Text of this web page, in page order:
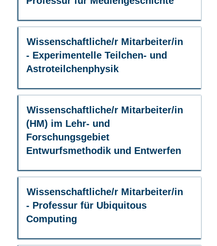
anzuzeigen.
die
um
die
vollständig
anzuzeigen.
Stellenbezeichnung
Wissenschaftliche/r Mitarbeiter/in
- Experimentelle Teilchen- und
Astroteilchenphysik
Drücken
Sie
die
Leertaste,
vollständig
anzuzeigen.
Stellenbezeichnung
Wissenschaftliche/r Mitarbeiter/in
(HM) im Lehr- und
Forschungsgebiet
Entwurfsmethodik und Entwerfen
Drücken
Sie
die
Leertaste,
um
Stelleninformationen
anzuzeigen.
Stellenbezeichnung
Wissenschaftliche/r Mitarbeiter/in
- Professur für Ubiquitous
Computing
Drücken
Sie
die
Leertaste,